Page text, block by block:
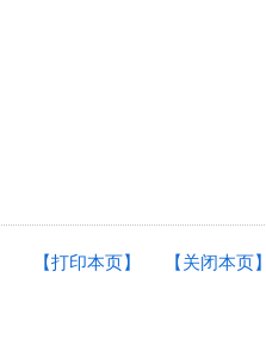
【关闭本页】
【打印本页】